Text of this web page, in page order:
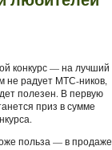
конкурс — на лучший
не радует МТС-ников,
полезен. В первую
приз в сумме
польза — в продаже